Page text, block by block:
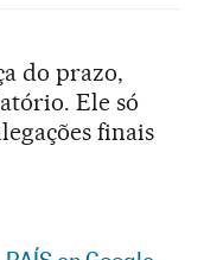
do prazo,
Ele só
finais